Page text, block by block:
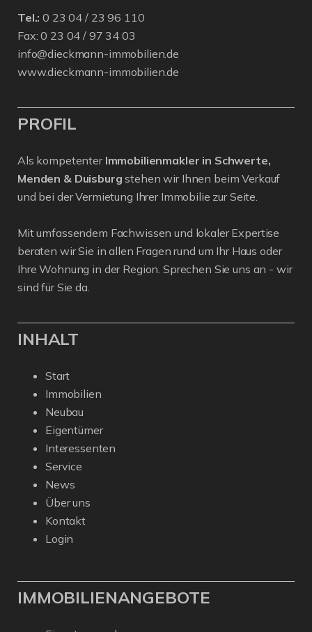
Tel.: 0 23 04 / 23 96 110
Fax: 0 23 04 / 97 34 03
info@dieckmann-immobilien.de
www.dieckmann-immobilien.de
PROFIL
Als kompetenter Immobilienmakler in Schwerte,
Menden & Duisburg stehen wir Ihnen beim Verkauf
und bei der Vermietung Ihrer Immobilie zur Seite.
Mit umfassendem Fachwissen und lokaler Expertise
beraten wir Sie in allen Fragen rund um Ihr Haus oder
Ihre Wohnung in der Region. Sprechen Sie uns an - wir
sind für Sie da.
INHALT
Start
Immobilien
Neubau
Eigentümer
Interessenten
Service
News
Über uns
Kontakt
Login
IMMOBILIENANGEBOTE